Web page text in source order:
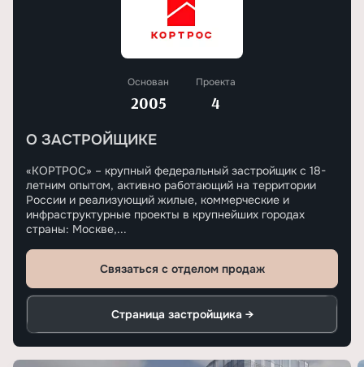
Основан
2005
Проекта
4
О ЗАСТРОЙЩИКЕ
«КОРТРОС» – крупный федеральный застройщик с 18-
летним опытом, активно работающий на территории
России и реализующий жилые, коммерческие и
инфраструктурные проекты в крупнейших городах
страны: Москве,...
Связаться с отделом продаж
Страница застройщика →